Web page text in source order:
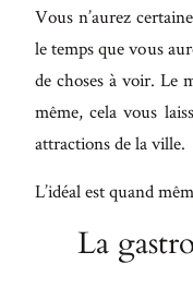
Vous n’aurez
le temps que vous
de choses à voir. Le
même, cela vous
attractions de la ville.
L’idéal est quand
La